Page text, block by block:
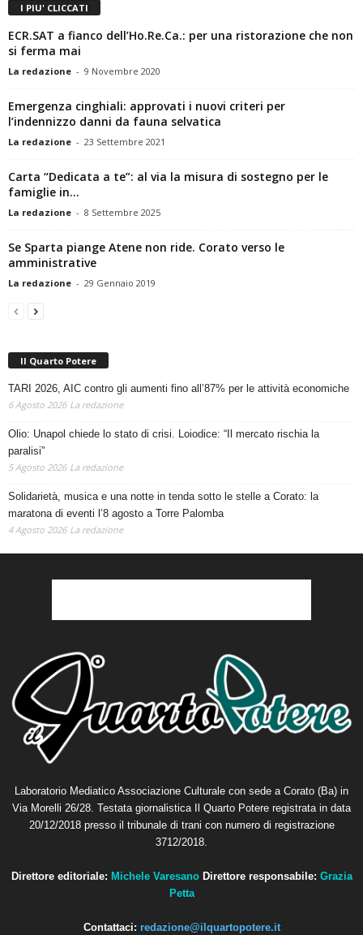
I PIU' CLICCATI
ECR.SAT a fianco dell’Ho.Re.Ca.: per una ristorazione che non
si ferma mai
La redazione - 9 Novembre 2020
Emergenza cinghiali: approvati i nuovi criteri per
l’indennizzo danni da fauna selvatica
La redazione - 23 Settembre 2021
Carta “Dedicata a te”: al via la misura di sostegno per le
famiglie in...
La redazione - 8 Settembre 2025
Se Sparta piange Atene non ride. Corato verso le
amministrative
La redazione - 29 Gennaio 2019
Il Quarto Potere
TARI 2026, AIC contro gli aumenti fino all’87% per le attività economiche
6 Agosto 2026 La redazione
Olio: Unapol chiede lo stato di crisi. Loiodice: “Il mercato rischia la
paralisi”
5 Agosto 2026 La redazione
Solidarietà, musica e una notte in tenda sotto le stelle a Corato: la
maratona di eventi l’8 agosto a Torre Palomba
4 Agosto 2026 La redazione
Laboratorio Mediatico Associazione Culturale con sede a Corato (Ba) in
Via Morelli 26/28. Testata giornalistica Il Quarto Potere registrata in data
20/12/2018 presso il tribunale di trani con numero di registrazione
3712/2018.
Direttore editoriale: Michele Varesano Direttore responsabile: Grazia
Petta
Contattaci: redazione@ilquartopotere.it